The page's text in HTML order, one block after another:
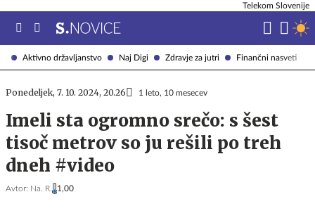
Aktivno državljanstvo Naj Digi Zdravje za jutri Finančni nasveti
Telekom Slovenije
Ponedeljek, 7. 10. 2024, 20.26 1 leto, 10 mesecev
Imeli sta ogromno srečo: s šest
tisoč metrov so ju rešili po treh
dneh #video
Avtor: Na. R. 1,00